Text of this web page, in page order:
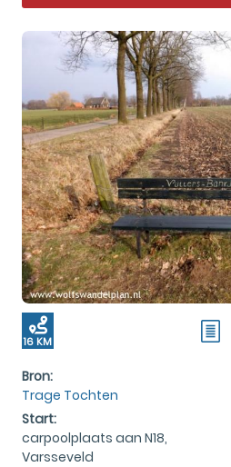
16 KM
Bron:
Trage Tochten
Start:
carpoolplaats aan N18,
Varsseveld